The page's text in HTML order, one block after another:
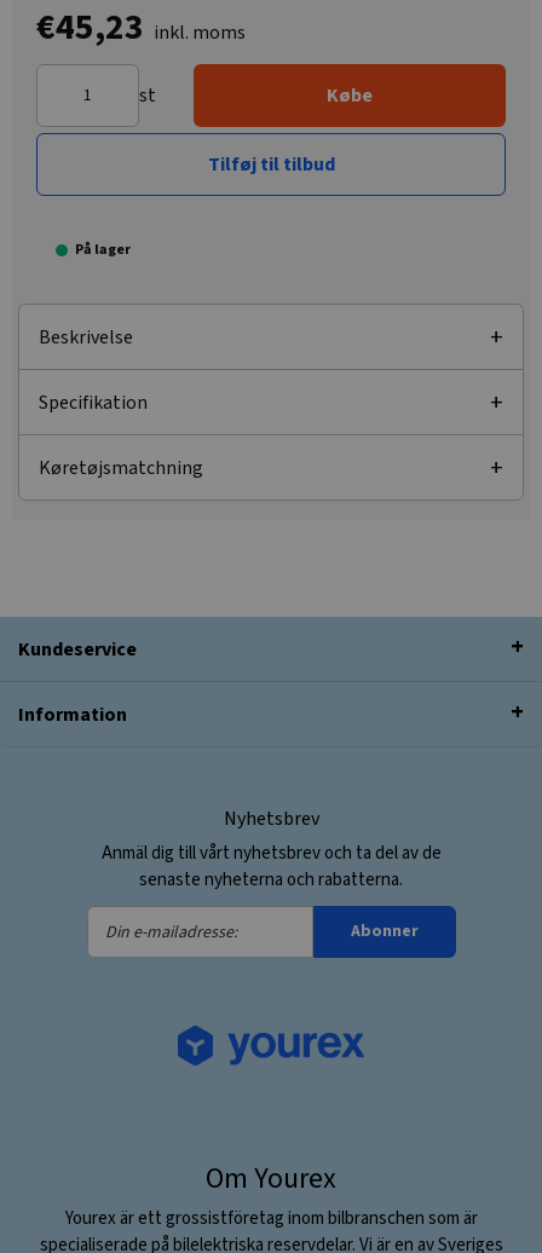
€45,23 inkl. moms
st Købe
Tilføj til tilbud
På lager
Beskrivelse
Specifikation
Køretøjsmatchning
Kundeservice
Information
Nyhetsbrev
Anmäl dig till vårt nyhetsbrev och ta del av de
senaste nyheterna och rabatterna.
Din
e-
Abonner
Om Yourex
Yourex är ett grossistföretag inom bilbranschen som är
specialiserade på bilelektriska reservdelar. Vi är en av Sveriges